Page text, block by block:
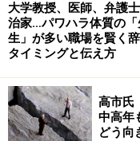
周囲の評価は実績の
引業者に対する扱い
応をしているとまわ
ってしまう場合があ
これは実際の話です
大学教授、医師、弁護
治家…パワハラ体質の「
生」が多い職場を賢く
タイミングと伝え方
高市氏
中高年
どう向